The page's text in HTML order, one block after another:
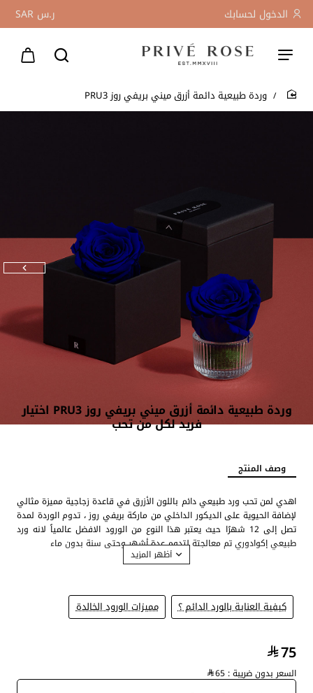
الدخول لحسابك ر.س SAR
home وردة طبيعية دائمة أزرق ميني بريفي روز PRU3
وردة طبيعية دائمة أزرق ميني بريفي روز PRU3 اختيار
فريد لكل من تحب
وصف المنتج
اهدي لمن تحب ورد طبيعي دائم باللون الأزرق في قاعدة زجاجية مميزة مثالي
لإضافة الحيوية على الديكور الداخلي من ماركة بريفي روز ، تدوم الوردة لمدة
تصل إلى 12 شهرًا حيث يعتبر هذا النوع من الورود الافضل عالمياً لانه ورد
طبيعي إكوادوري تم معالجتة لتدوم عدة أشهر وحتى سنة بدون ماء
البوكس يحتوي على ورده واحده بحجم 6 سم.
معبأة في صندوق من الورق المقوى لون اسود مناسب للأهداء.
لمشاهدة جميع منتجات بريفي روز من الورد الدائم وأنواع مختلفة من صناديق
الاهداء
كيفية العناية بالورد الدائم ؟ مميزات الورود الخالدة
75
السعر بدون ضريبة : 65